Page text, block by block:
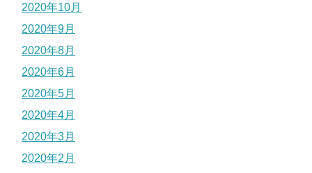
2020年10月
2020年9月
2020年8月
2020年6月
2020年5月
2020年4月
2020年3月
2020年2月